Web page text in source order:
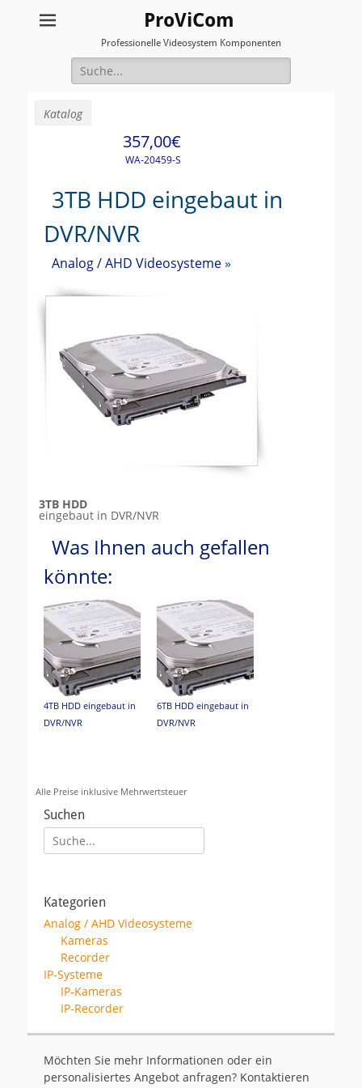
ProViCom
Professionelle Videosystem Komponenten
Suche
für:
Katalog
357,00€
WA-20459-S
3TB HDD eingebaut in
DVR/NVR
Analog / AHD Videosysteme»
3TB HDD
eingebaut in DVR/NVR
Was Ihnen auch gefallen
könnte:
4TB HDD eingebaut in
DVR/NVR
6TB HDD eingebaut in
DVR/NVR
DVR/NVR
M,
Farb-Quad mit PIP,
Motion, Auto Switch,
1TB HDD eingebaut in
DVR/NVR
Alle Preise inklusive Mehrwertsteuer
Suchen
Suche
für:
Kategorien
Analog / AHD Videosysteme
Kameras
Recorder
IP-Systeme
IP-Kameras
IP-Recorder
Möchten Sie mehr Informationen oder ein
personalisiertes Angebot anfragen? Kontaktieren